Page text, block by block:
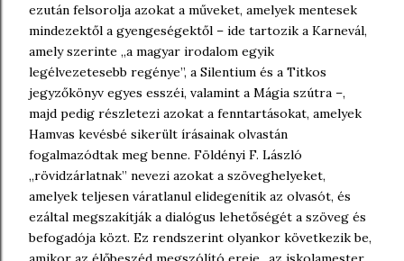
ezután felsorolja azokat a műveket, amelyek mentesek
mindezektől a gyengeségektől – ide tartozik a Karnevál,
amely szerinte „a magyar irodalom egyik
legélvezetesebb regénye”, a Silentium és a Titkos
jegyzőkönyv egyes esszéi, valamint a Mágia szútra –,
majd pedig részletezi azokat a fenntartásokat, amelyek
Hamvas kevésbé sikerült írásainak olvastán
fogalmazódtak meg benne. Földényi F. László
„rövidzárlatnak” nevezi azokat a szöveghelyeket,
amelyek teljesen váratlanul elidegenítik az olvasót, és
ezáltal megszakítják a dialógus lehetőségét a szöveg és
befogadója közt. Ez rendszerint olyankor következik be,